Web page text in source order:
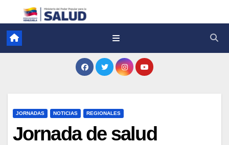
JORNADAS NOTICIAS REGIONALES
Jornada de salud